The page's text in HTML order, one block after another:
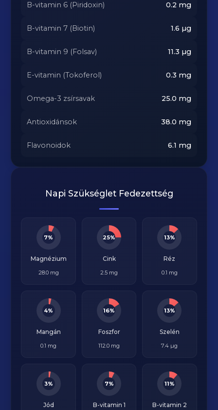
B-vitamin 6 (Piridoxin) 0.2 mg
B-vitamin 7 (Biotin) 1.6 µg
B-vitamin 9 (Folsav) 11.3 µg
E-vitamin (Tokoferol) 0.3 mg
Omega-3 zsírsavak 25.0 mg
Antioxidánsok 38.0 mg
Flavonoidok 6.1 mg
Napi Szükséglet Fedezettség
7%
Magnézium
28.0 mg
25%
Cink
2.5 mg
13%
Réz
0.1 mg
4%
Mangán
0.1 mg
16%
Foszfor
112.0 mg
13%
Szelén
7.4 µg
3%
Jód
7%
B-vitamin 1
11%
B-vitamin 2